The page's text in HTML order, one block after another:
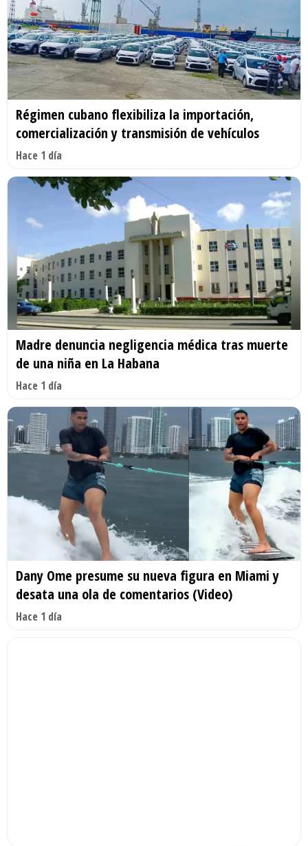
Régimen cubano flexibiliza la importación,
comercialización y transmisión de vehículos
Hace 1 día
Madre denuncia negligencia médica tras muerte
de una niña en La Habana
Hace 1 día
Dany Ome presume su nueva figura en Miami y
desata una ola de comentarios (Video)
Hace 1 día